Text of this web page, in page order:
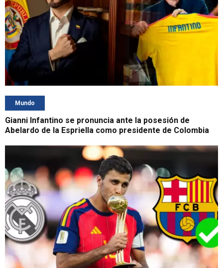
Mundo
Gianni Infantino se pronuncia ante la posesión de
Abelardo de la Espriella como presidente de Colombia